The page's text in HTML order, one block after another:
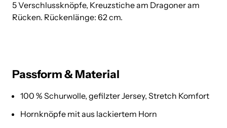
5 Verschlussknöpfe, Kreuzstiche am Dragoner am
Rücken. Rückenlänge: 62 cm.
Passform & Material
100 % Schurwolle, gefilzter Jersey, Stretch Komfort
Hornknöpfe mit aus lackiertem Horn